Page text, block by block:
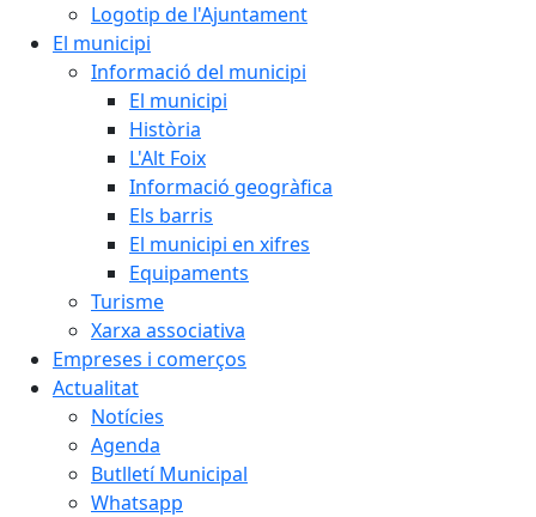
Logotip de l'Ajuntament
El municipi
Informació del municipi
El municipi
Història
L'Alt Foix
Informació geogràfica
Els barris
El municipi en xifres
Equipaments
Turisme
Xarxa associativa
Empreses i comerços
Actualitat
Notícies
Agenda
Butlletí Municipal
Whatsapp